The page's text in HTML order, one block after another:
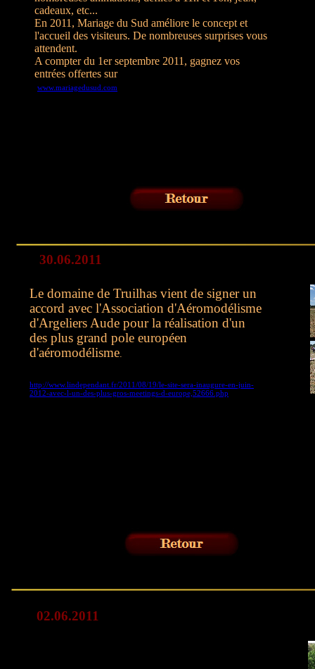
cadeaux, etc...
En 2011, Mariage du Sud améliore le concept et
l'accueil des visiteurs. De nombreuses surprises vous
attendent.
A compter du 1er septembre 2011, gagnez vos
entrées offertes sur
www.mariagedusud.com
30.06.2011
Le domaine de Truilhas vient de signer un
accord avec l'Association d'Aéromodélisme
d'Argeliers Aude pour la réalisation d'un
des plus grand pole européen
d'aéromodélisme.
http://www.lindependant.fr/2011/08/19/le-site-sera-inaugure-en-juin-
2012-avec-l-un-des-plus-gros-meetings-d-europe,52666.php
02.06.2011